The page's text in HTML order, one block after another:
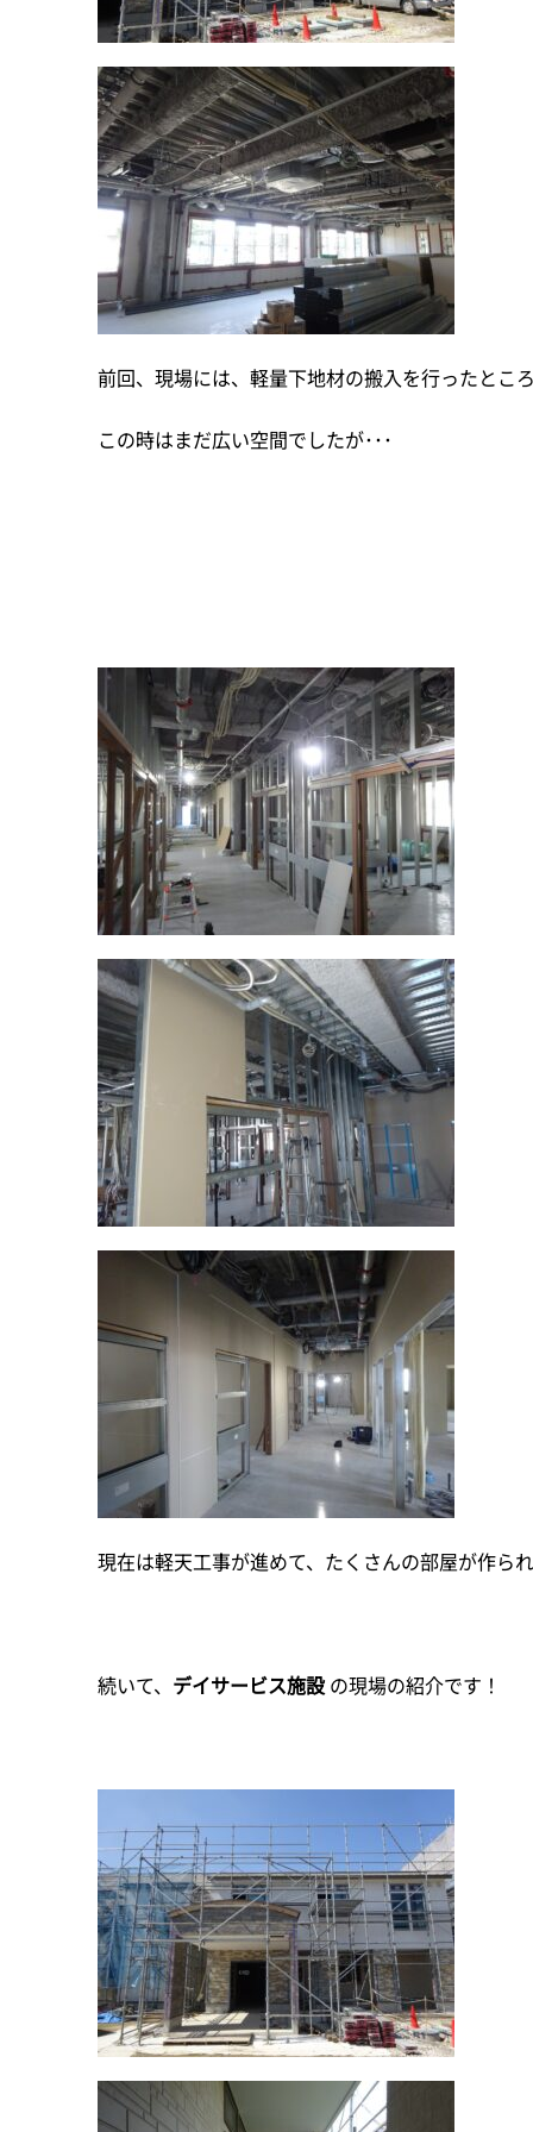
前回、現場には、軽量下地材の搬入を行ったとこ
この時はまだ広い空間でしたが･･･
現在は軽天工事が進めて、たくさんの部屋が作ら
続いて、 デイサービス施設 の現場の紹介です！